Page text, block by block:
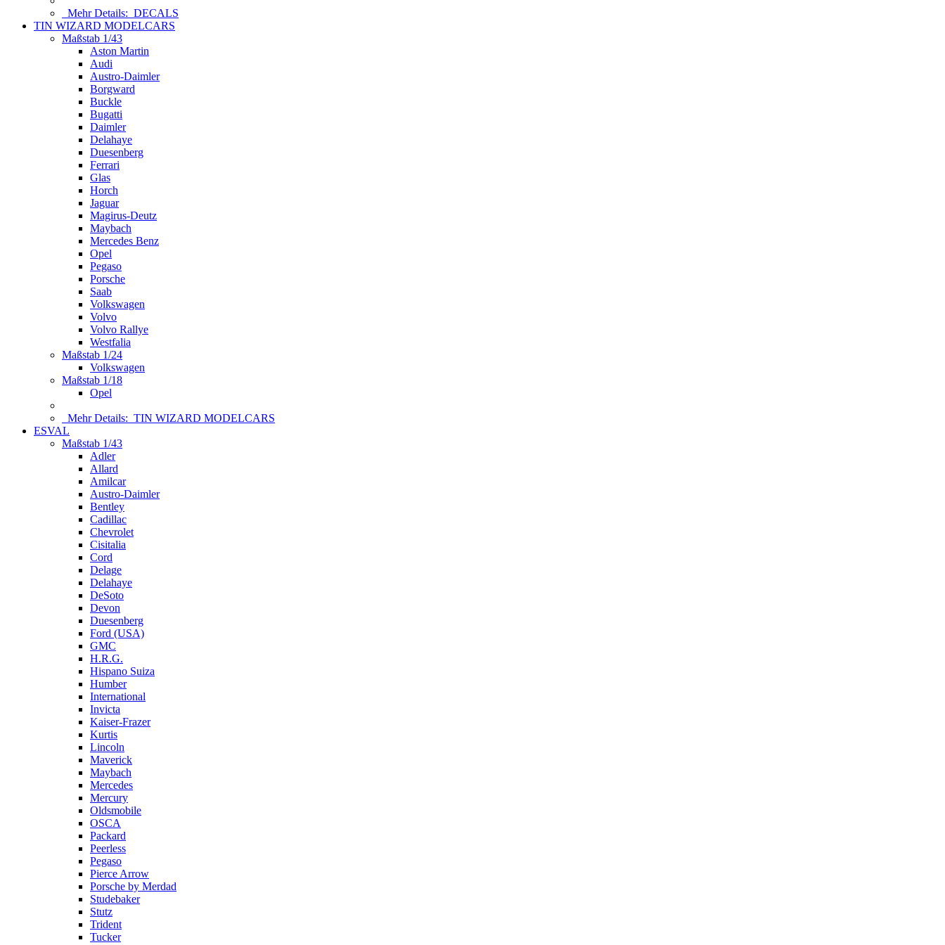
Mehr Details: DECALS
TIN WIZARD MODELCARS
Maßstab 1/43
Aston Martin
Audi
Austro-Daimler
Borgward
Buckle
Bugatti
Daimler
Delahaye
Duesenberg
Ferrari
Glas
Horch
Jaguar
Magirus-Deutz
Maybach
Mercedes Benz
Opel
Pegaso
Porsche
Saab
Volkswagen
Volvo
Volvo Rallye
Westfalia
Maßstab 1/24
Volkswagen
Maßstab 1/18
Opel
Mehr Details: TIN WIZARD MODELCARS
ESVAL
Maßstab 1/43
Adler
Allard
Amilcar
Austro-Daimler
Bentley
Cadillac
Chevrolet
Cisitalia
Cord
Delage
Delahaye
DeSoto
Devon
Duesenberg
Ford (USA)
GMC
H.R.G.
Hispano Suiza
Humber
International
Invicta
Kaiser-Frazer
Kurtis
Lincoln
Maverick
Maybach
Mercedes
Mercury
Oldsmobile
OSCA
Packard
Peerless
Pegaso
Pierce Arrow
Porsche by Merdad
Studebaker
Stutz
Trident
Tucker